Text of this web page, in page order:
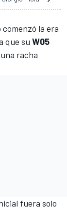
la era
que su W05
racha
fuera solo